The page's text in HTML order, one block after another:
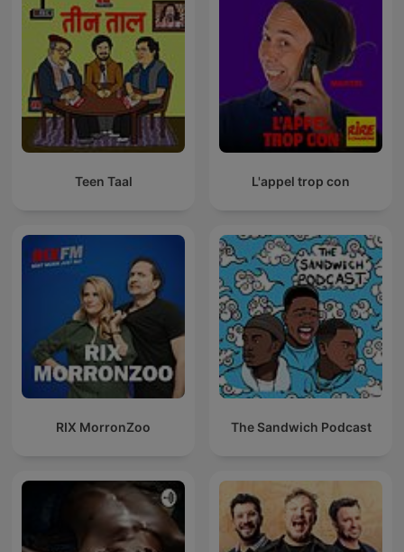
Teen Taal L'appel trop con
RIX MorronZoo The Sandwich Podcast